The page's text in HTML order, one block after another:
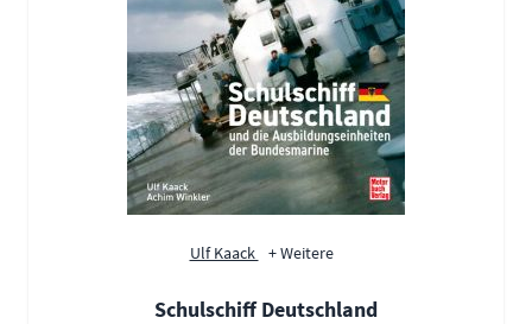
Ulf Kaack + Weitere
Schulschiff Deutschland